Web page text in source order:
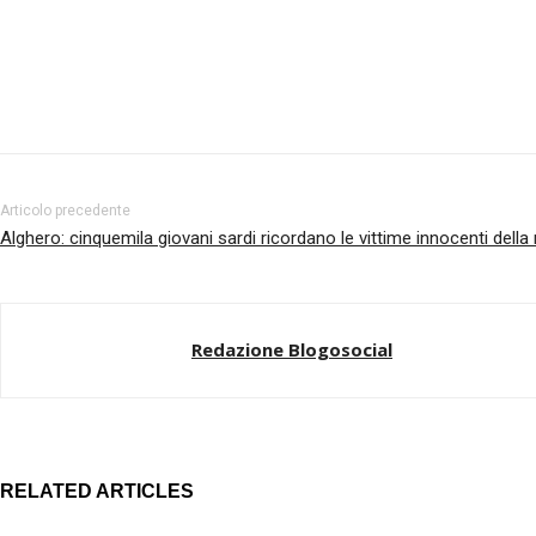
Articolo precedente
Alghero: cinquemila giovani sardi ricordano le vittime innocenti della
Redazione Blogosocial
RELATED ARTICLES